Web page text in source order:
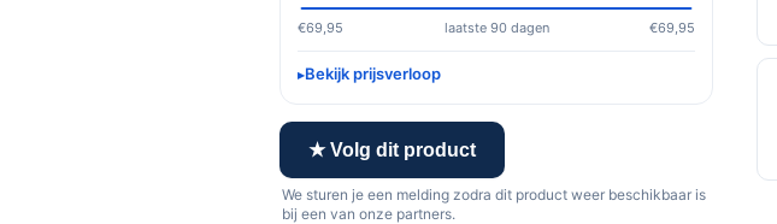
€69,95 laatste 90 dagen €69,95
Bekijk prijsverloop
★ Volg dit product
We sturen je een melding zodra dit product weer beschikbaar is
bij een van onze partners.